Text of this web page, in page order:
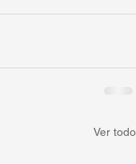
Ver todo